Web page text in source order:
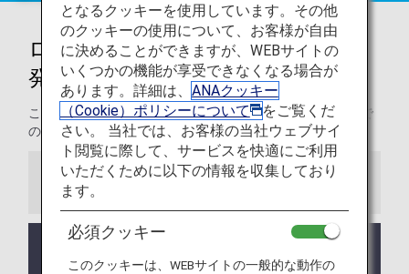
ロンドン - ヒースロー空港からの
発着
このページでは、ロンドン・ヒースロー空港から目的地まで
の役立つ情報をご紹介します。
お知らせ
ついて
となるクッキーを使用しています。その他
のクッキーの使用について、お客様が自由
に決めることができますが、WEBサイトの
いくつかの機能が享受できなくなる場合が
あります。詳細は、 ANAクッキー
（Cookie）ポリシーについて
をご覧くだ
さい。 当社では、お客様の当社ウェブサイ
ト閲覧に際して、サービスを快適にご利用
いただくために以下の情報を収集しており
ます。
必須クッキー
このクッキーは、WEBサイトの一般的な動作の